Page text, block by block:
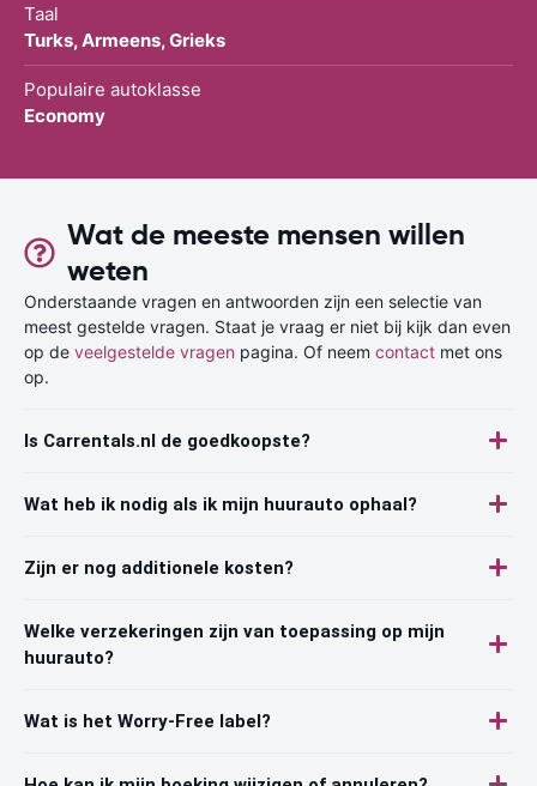
Taal
Turks, Armeens, Grieks
Populaire autoklasse
Economy
Wat de meeste mensen willen
weten
Onderstaande vragen en antwoorden zijn een selectie van
meest gestelde vragen. Staat je vraag er niet bij kijk dan even
op de veelgestelde vragen pagina. Of neem contact met ons
op.
Is Carrentals.nl de goedkoopste?
Wat heb ik nodig als ik mijn huurauto ophaal?
Zijn er nog additionele kosten?
Welke verzekeringen zijn van toepassing op mijn
huurauto?
Wat is het Worry-Free label?